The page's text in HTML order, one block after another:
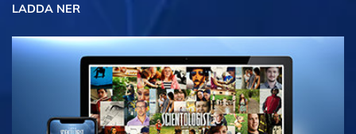
LADDA NER